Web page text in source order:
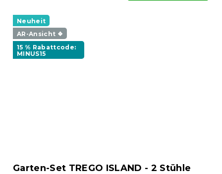
Neuheit
AR-Ansicht ❖
15 % Rabattcode:
MINUS15
Garten-Set TREGO ISLAND - 2 Stühle